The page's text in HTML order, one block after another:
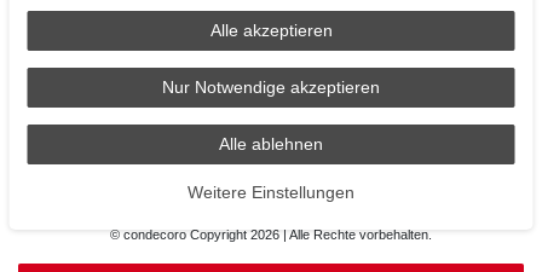
Räder Lichthaus
© condecoro Copyright 2026 | Alle Rechte vorbehalten.
Alle akzeptieren
Nur Notwendige akzeptieren
Alle ablehnen
Weitere Einstellungen